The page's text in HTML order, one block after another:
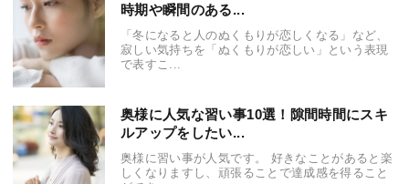
時期や瞬間のある...
「冬になると人のぬくもりが恋しくなる」など、
寂しい気持ちを「ぬくもりが恋しい」という表現
で表すこ...
奥様に人気な習い事10選！隙間時間にスキ
ルアップをしたい...
奥様に習い事が人気です。 好きなことがあると楽
しくなりますし、頑張ることで達成感を得ること